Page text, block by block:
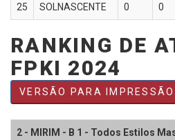
25 SOLNASCENTE 0 0
RANKING DE
FPKI 2024
VERSÃO PARA IMPRESSÃO
2 - MIRIM - B 1 - Todos Estilos